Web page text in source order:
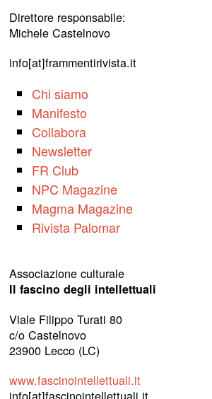
Direttore responsabile:
Michele Castelnovo
info[at]frammentirivista.it
Chi siamo
Manifesto
Collabora
Newsletter
FR Club
NPC Magazine
Magma Magazine
Rivista Palomar
Associazione culturale
Il fascino degli intellettuali
Viale Filippo Turati 80
c/o Castelnovo
23900 Lecco (LC)
www.fascinointellettuali.it
info[at]fascinointellettuali.it